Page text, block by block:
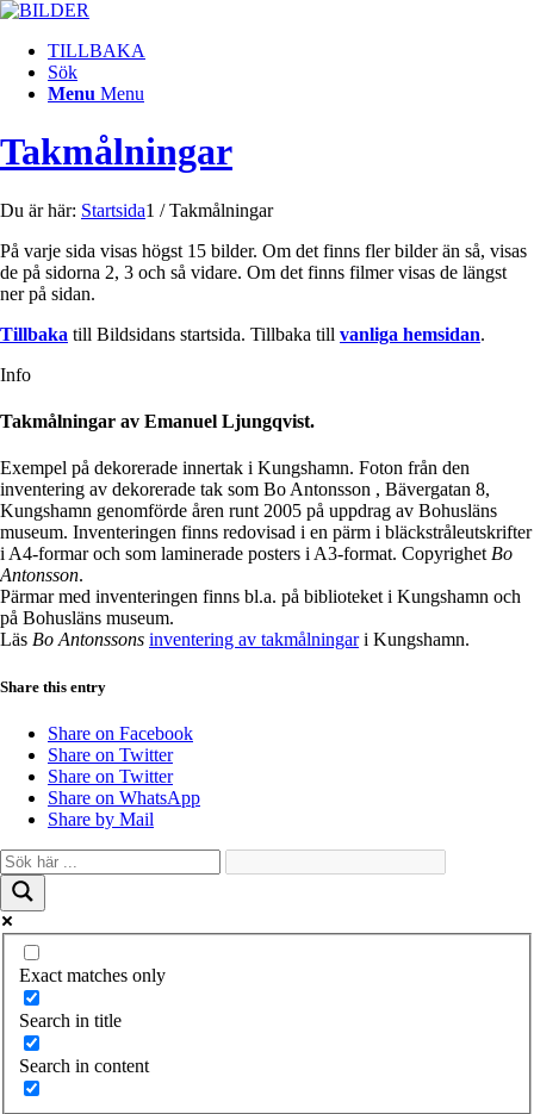
TILLBAKA
Sök
Menu Menu
Takmålningar
Du är här: Startsida1 / Takmålningar
På varje sida visas högst 15 bilder. Om det finns fler bilder än så, visas
de på sidorna 2, 3 och så vidare. Om det finns filmer visas de längst
ner på sidan.
Tillbaka till Bildsidans startsida. Tillbaka till vanliga hemsidan.
Info
Takmålningar av Emanuel Ljungqvist.
Exempel på dekorerade innertak i Kungshamn. Foton från den
inventering av dekorerade tak som Bo Antonsson , Bävergatan 8,
Kungshamn genomförde åren runt 2005 på uppdrag av Bohusläns
museum. Inventeringen finns redovisad i en pärm i bläckstråleutskrifter
i A4-formar och som laminerade posters i A3-format. CopyrighetBo
Antonsson.
Pärmar med inventeringen finns bl.a. på biblioteket i Kungshamn och
på Bohusläns museum.
Läs Bo Antonssons inventering av takmålningari Kungshamn.
Share this entry
Share on Facebook
Share on Twitter
Share on Twitter
Share on WhatsApp
Share by Mail
Exact matches only
Search in title
Search in content